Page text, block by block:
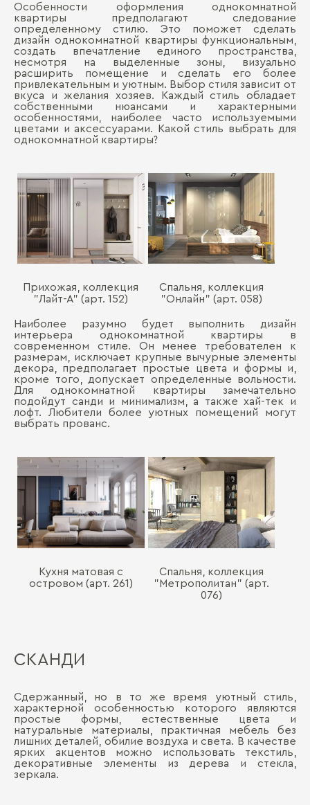
Особенности оформления однокомнатной
квартиры предполагают следование
определенному стилю. Это поможет сделать
дизайн однокомнатной квартиры функциональным,
создать впечатление единого пространства,
несмотря на выделенные зоны, визуально
расширить помещение и сделать его более
привлекательным и уютным. Выбор стиля зависит от
вкуса и желания хозяев. Каждый стиль обладает
собственными нюансами и характерными
особенностями, наиболее часто используемыми
цветами и аксессуарами. Какой стиль выбрать для
однокомнатной квартиры?
Прихожая, коллекция
"Лайт-А" (арт. 152)
Спальня, коллекция
"Онлайн" (арт. 058)
Наиболее разумно будет выполнить дизайн
интерьера однокомнатной квартиры в
современном стиле. Он менее требователен к
размерам, исключает крупные вычурные элементы
декора, предполагает простые цвета и формы и,
кроме того, допускает определенные вольности.
Для однокомнатной квартиры замечательно
подойдут санди и минимализм, а также хай-тек и
лофт. Любители более уютных помещений могут
выбрать прованс.
Кухня матовая с
островом (арт. 261)
Спальня, коллекция
"Метрополитан" (арт.
076)
СКАНДИ
Сдержанный, но в то же время уютный стиль,
характерной особенностью которого являются
простые формы, естественные цвета и
натуральные материалы, практичная мебель без
лишних деталей, обилие воздуха и света. В качестве
ярких акцентов можно использовать текстиль,
декоративные элементы из дерева и стекла,
зеркала.